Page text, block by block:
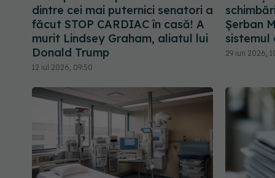
dintre cei mai puternici senatori a
făcut STOP CARDIAC în casă! A
murit Lindsey Graham, aliatul lui
Donald Trump
12 iul 2026, 09:50
Șerban
29 iun 2026,